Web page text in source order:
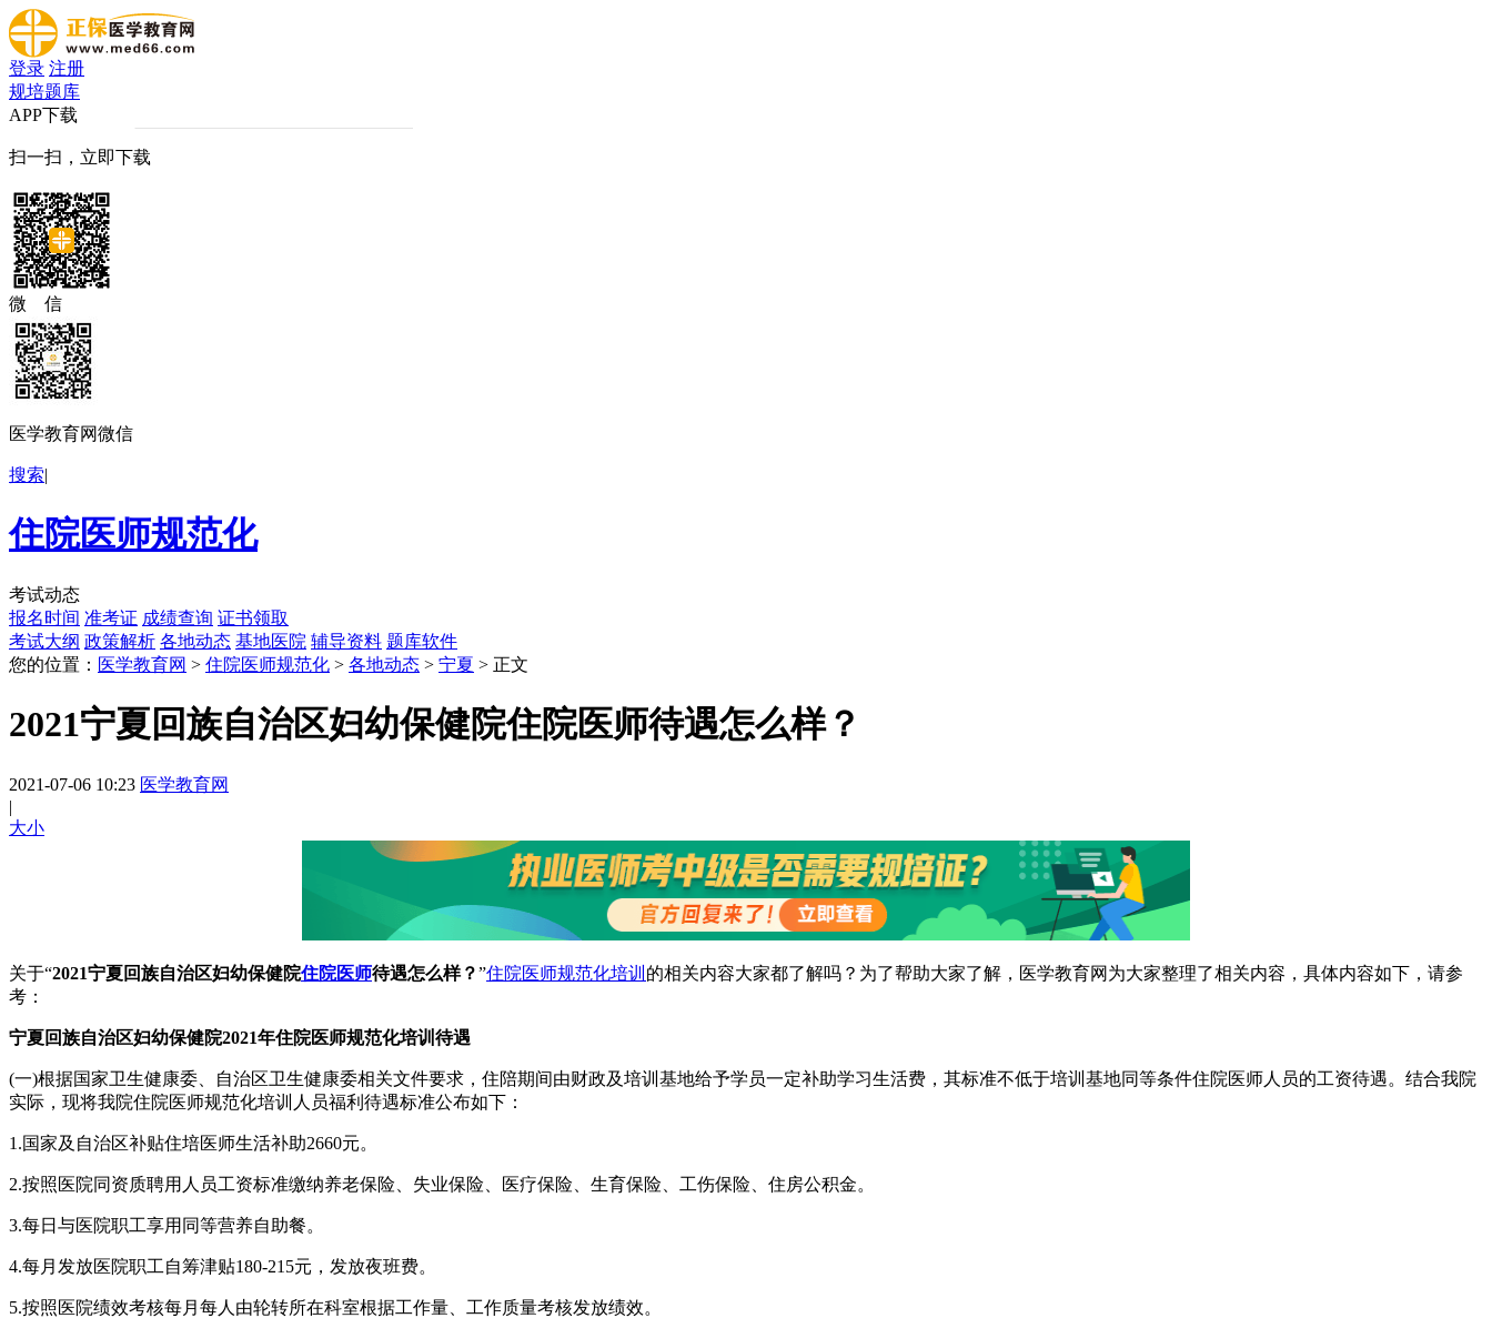
登录 注册
规培题库
APP下载
扫一扫，立即下载
微 信
医学教育网微信
搜索|
住院医师规范化
考试动态
报名时间 准考证 成绩查询 证书领取
考试大纲 政策解析 各地动态 基地医院 辅导资料 题库软件
您的位置： 医学教育网 > 住院医师规范化 > 各地动态 > 宁夏 > 正文
2021宁夏回族自治区妇幼保健院住院医师待遇怎么样？
2021-07-06 10:23 医学教育网
|
大小
关于“2021宁夏回族自治区妇幼保健院住院医师待遇怎么样？”住院医师规范化培训 的相关内容大家都了解吗？为了帮助大家了解，医学教育网为大家整理了相关内容，具体内容如下，请参
考：
宁夏回族自治区妇幼保健院2021年住院医师规范化培训待遇
(一)根据国家卫生健康委、自治区卫生健康委相关文件要求，住陪期间由财政及培训基地给予学员一定补助学习生活费，其标准不低于培训基地同等条件住院医师人员的工资待遇。结合我院
实际，现将我院住院医师规范化培训人员福利待遇标准公布如下：
1.国家及自治区补贴住培医师生活补助2660元。
2.按照医院同资质聘用人员工资标准缴纳养老保险、失业保险、医疗保险、生育保险、工伤保险、住房公积金。
3.每日与医院职工享用同等营养自助餐。
4.每月发放医院职工自筹津贴180-215元，发放夜班费。
5.按照医院绩效考核每月每人由轮转所在科室根据工作量、工作质量考核发放绩效。